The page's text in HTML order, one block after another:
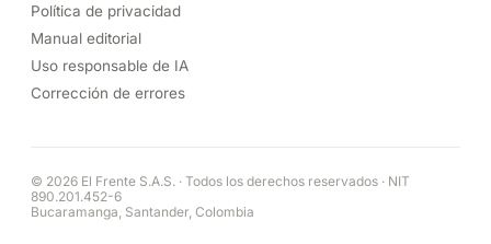
Política de privacidad
Manual editorial
Uso responsable de IA
Corrección de errores
© 2026 El Frente S.A.S. · Todos los derechos reservados · NIT
890.201.452-6
Bucaramanga, Santander, Colombia